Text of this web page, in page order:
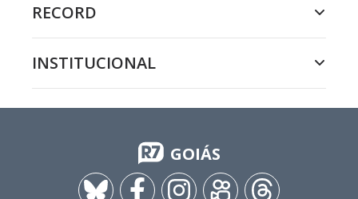
RECORD
INSTITUCIONAL
GOIÁS